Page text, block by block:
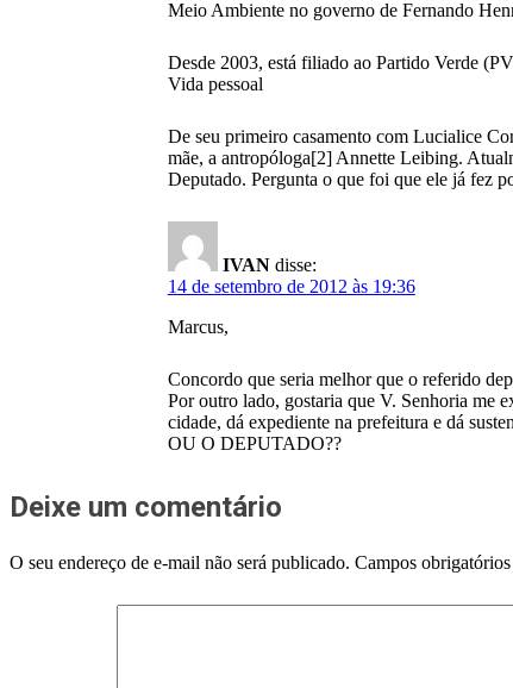
Meio Ambiente no governo de Fernando
Desde 2003, está filiado ao Partido Verde
Vida pessoal
De seu primeiro casamento com Lucialice
mãe, a antropóloga[2] Annette Leibing.
Deputado. Pergunta o que foi que ele já fez
IVAN disse:
14 de setembro de 2012 às 19:36
Marcus,
Concordo que seria melhor que o referido
Por outro lado, gostaria que V. Senhoria me
cidade, dá expediente na prefeitura e dá
OU O DEPUTADO??
Deixe um comentário
O seu endereço de e-mail não será publicado. Campos